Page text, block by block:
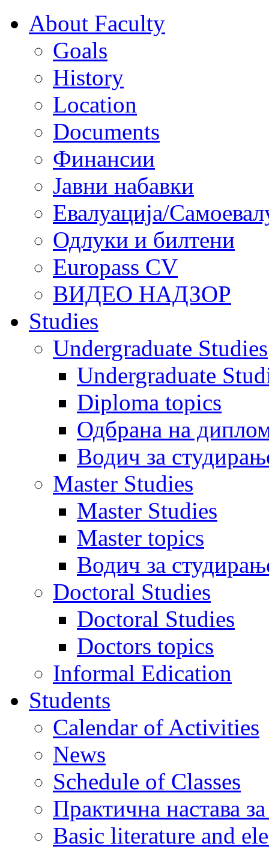
About Faculty
Goals
History
Location
Documents
Финансии
Јавни набавки
Евалуација/
Одлуки и билтени
Europass CV
ВИДЕО НАДЗОР
Studies
Undergraduate Studies
Undergraduate
Diploma topics
Одбрана на
Водич за
Master Studies
Master Studies
Master topics
Водич за
Doctoral Studies
Doctoral Studies
Doctors topics
Informal Edication
Students
Calendar of Activities
News
Schedule of Classes
Практична настава
Basic literature and